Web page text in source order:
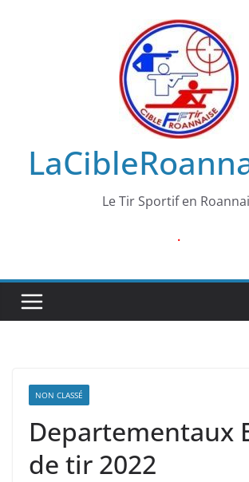
Le Tir Sportif en
.
NON CLASSÉ
Departementaux
de tir 2022